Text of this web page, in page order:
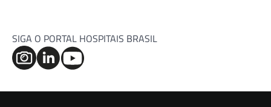
SIGA O PORTAL HOSPITAIS BRASIL